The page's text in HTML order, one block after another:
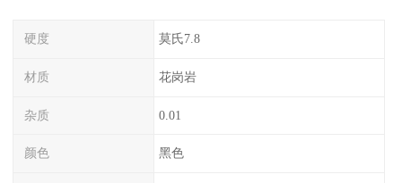
硬度 莫氏7.8
材质 花岗岩
杂质 0.01
颜色 黑色